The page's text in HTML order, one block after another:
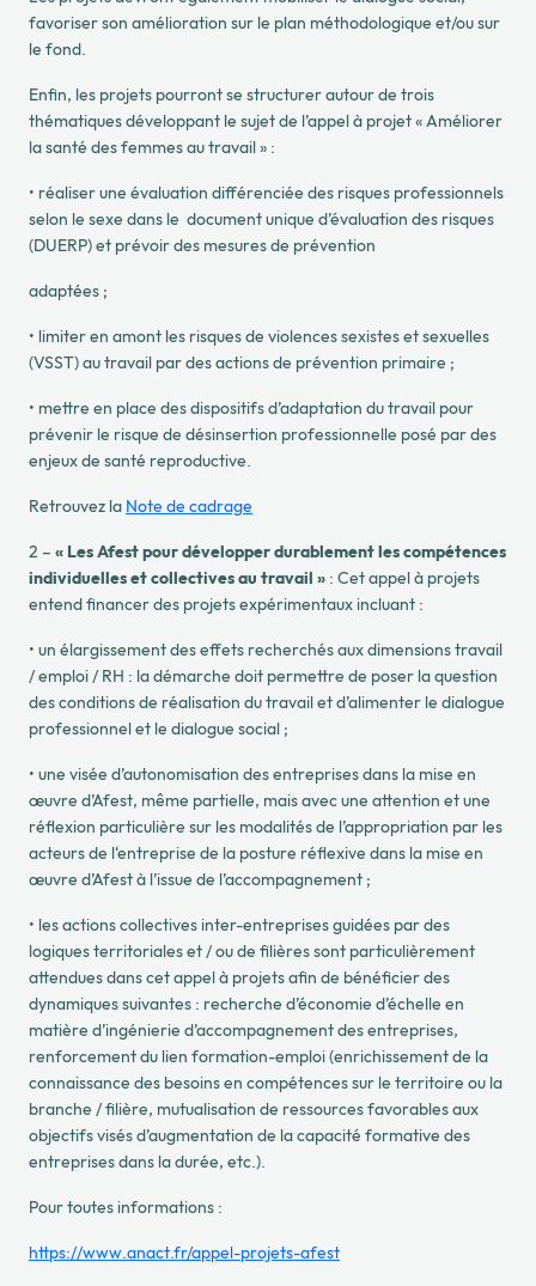
favoriser son amélioration sur le plan méthodologique et/ou sur
le fond.
Enfin, les projets pourront se structurer autour de trois
thématiques développant le sujet de l’appel à projet « Améliorer
la santé des femmes au travail » :
• réaliser une évaluation différenciée des risques professionnels
selon le sexe dans le document unique d’évaluation des risques
(DUERP) et prévoir des mesures de prévention
adaptées ;
• limiter en amont les risques de violences sexistes et sexuelles
(VSST) au travail par des actionsde prévention primaire ;
• mettre en place des dispositifs d’adaptation du travail pour
prévenir le risque de désinsertion professionnelle posé par des
enjeux de santé reproductive.
Retrouvez la Note de cadrage
2 – « Les Afest pour développer durablement les compétences
individuelles et collectives au travail » : Cet appel à projets
entend financer des projets expérimentaux incluant :
• un élargissement des effets recherchésaux dimensions travail
/ emploi / RH : la démarche doit permettre de poser la question
des conditions de réalisation du travail et d’alimenter le dialogue
professionnel et le dialogue social ;
• une visée d’autonomisation des entreprises dans la mise en
œuvre d’Afest, même partielle, mais avecune attention et une
réflexion particulière sur les modalités de l’appropriation par les
acteurs de l‘entreprise de la posture réflexive dans la mise en
œuvre d’Afest à l’issue de l’accompagnement ;
• les actions collectives inter-entreprises guidées par des
logiques territoriales et / ou de filièressont particulièrement
attendues dans cet appel à projets afin de bénéficier des
dynamiques suivantes : recherche d’économie d’échelle en
matière d’ingénierie d’accompagnement des entreprises,
renforcement du lien formation-emploi (enrichissement de la
connaissance des besoins en compétencessur le territoire ou la
branche / filière, mutualisation de ressources favorables aux
objectifs visésd’augmentation de la capacité formative des
entreprises dans la durée, etc.).
Pour toutes informations :
https://www.anact.fr/appel-projets-afest